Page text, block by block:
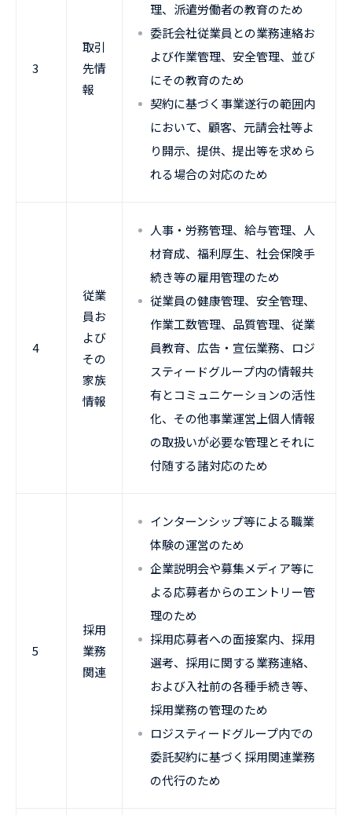
3
取引
先情
報
理、派遣労働者の教育のため
委託会社従業員との業務連絡お
よび作業管理、安全管理、並び
にその教育のため
契約に基づく事業遂行の範囲内
において、顧客、元請会社等よ
り開示、提供、提出等を求めら
れる場合の対応のため
4
従業
員お
よび
その
家族
情報
人事・労務管理、給与管理、人
材育成、福利厚生、社会保険手
続き等の雇用管理のため
従業員の健康管理、安全管理、
作業工数管理、品質管理、従業
員教育、広告・宣伝業務、ロジ
スティードグループ内の情報共
有とコミュニケーションの活性
化、その他事業運営上個人情報
の取扱いが必要な管理とそれに
付随する諸対応のため
5
採用
業務
関連
インターンシップ等による職業
体験の運営のため
企業説明会や募集メディア等に
よる応募者からのエントリー管
理のため
採用応募者への面接案内、採用
選考、採用に関する業務連絡、
および入社前の各種手続き等、
採用業務の管理のため
ロジスティードグループ内での
委託契約に基づく採用関連業務
の代行のため